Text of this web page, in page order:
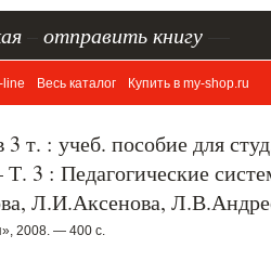
отправить книгу
line Весь каталог Купить в my-shop.ru
т. : учеб. пособие для
3 : Педагогические
Л.И.Аксенова,
2008. — 400 с.